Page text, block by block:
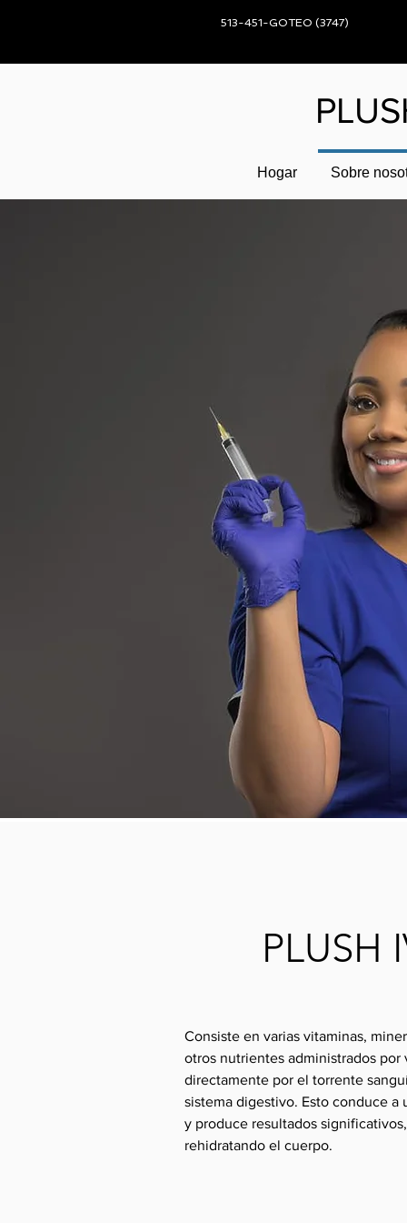
513-451-GOTEO (3747)
Hogar Sobre
PLUSH
Consiste en varias vitaminas,
otros nutrientes administrados por
directamente por el torrente
sistema digestivo. Esto conduce a
y produce resultados
rehidratando el cuerpo.